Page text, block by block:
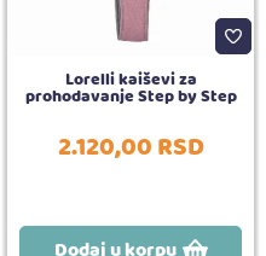
Lorelli kaiševi za
prohodavanje Step by Step
2.120,00RSD